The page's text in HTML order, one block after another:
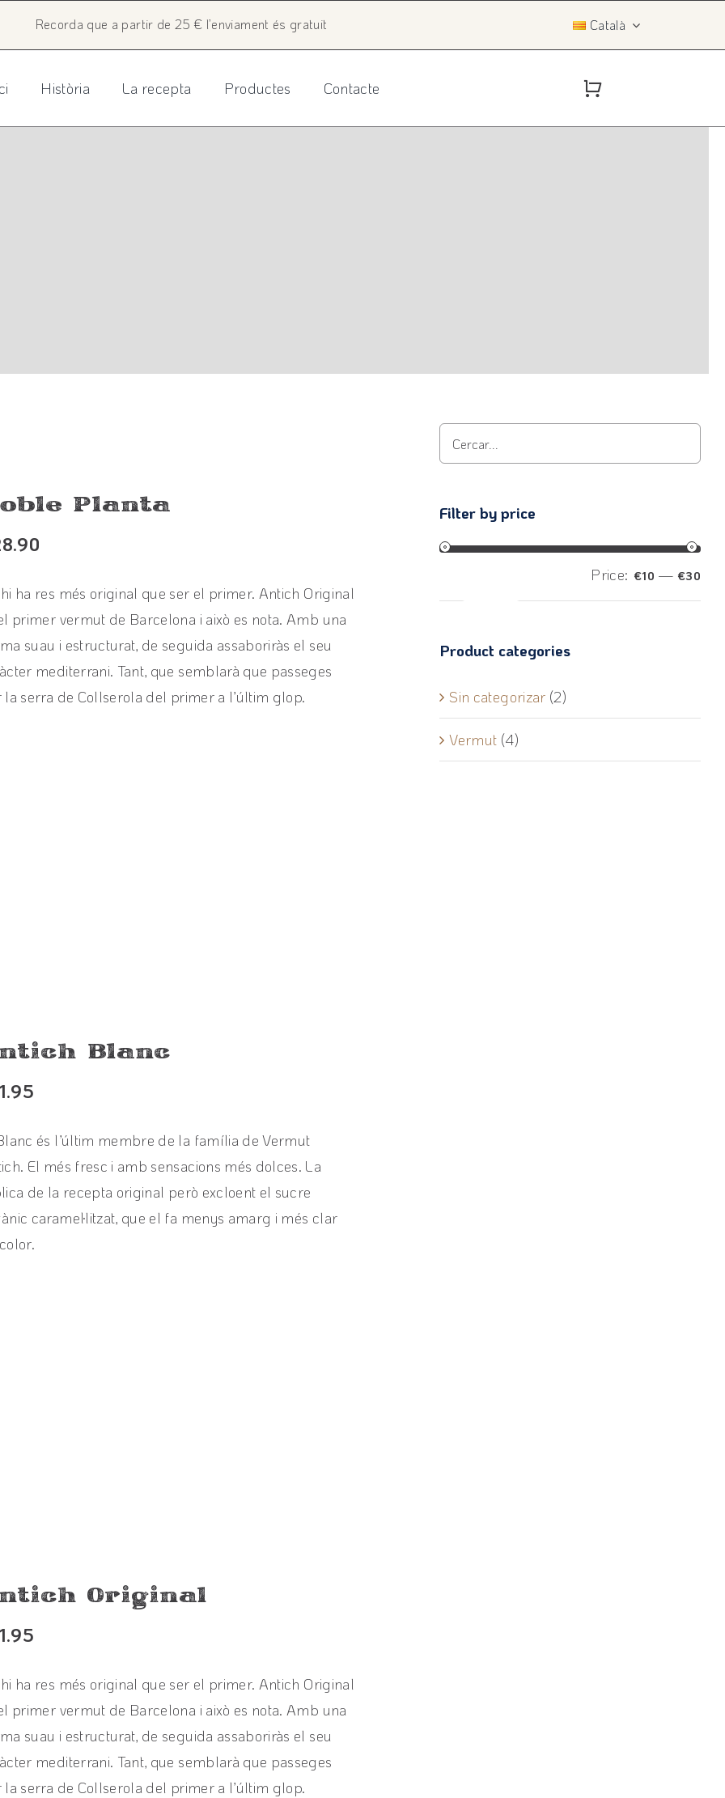
Recorda que a partir de 25 € l’enviament és gratuit Català
Història La recepta Productes Contacte
Planta
ha res més original que ser el primer. Antich Original
primer vermut de Barcelona i això es nota. Amb una
suau i estructurat, de seguida assaboriràs el seu
mediterrani. Tant, que semblarà que passeges
la serra de Collserola del primer a l’últim glop.
Blanc
és l’últim membre de la família de Vermut
El més fresc i amb sensacions més dolces. La
de la recepta original però excloent el sucre
caramel·litzat, que el fa menys amarg i més clar
Original
ha res més original que ser el primer. Antich Original
primer vermut de Barcelona i això es nota. Amb una
suau i estructurat, de seguida assaboriràs el seu
mediterrani. Tant, que semblarà que passeges
la serra de Collserola del primer a l’últim glop.
Filter by price
Price: €10 — €30
Product categories
Sin categorizar (2)
Vermut (4)